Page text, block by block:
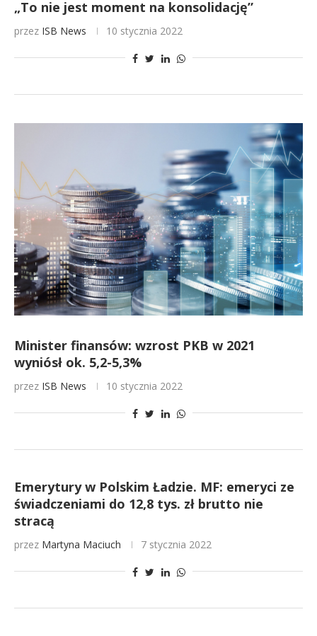
„To nie jest moment na konsolidację”
przez ISB News 10 stycznia 2022
Minister finansów: wzrost PKB w 2021
wyniósł ok. 5,2-5,3%
przez ISB News 10 stycznia 2022
Emerytury w Polskim Ładzie. MF: emeryci ze
świadczeniami do 12,8 tys. zł brutto nie
stracą
przez Martyna Maciuch 7 stycznia 2022